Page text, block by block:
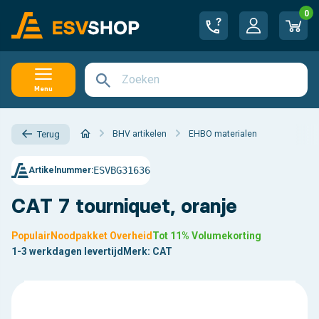
0
Menu
Terug BHV artikelen EHBO materialen
CAT 7 tourniquet, oranje
Artikelnummer:ESVBG31636
Populair Noodpakket OverheidTot 11% Volumekorting
1-3 werkdagen levertijd Merk: CAT